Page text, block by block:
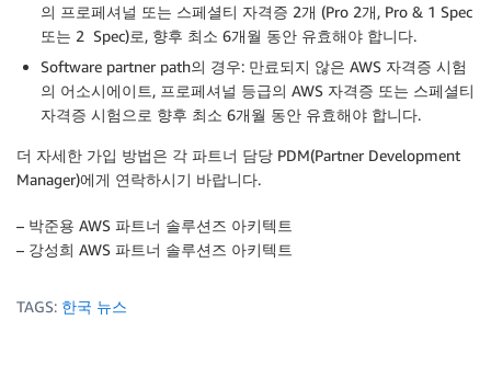
의 프로페셔널 또는 스페셜티 자격증 2개 (Pro 2개, Pro & 1 Spec
또는 2 Spec)로, 향후 최소 6개월 동안 유효해야 합니다.
Software partner path의 경우: 만료되지 않은 AWS 자격증 시험
의 어소시에이트, 프로페셔널 등급의 AWS 자격증 또는 스페셜티
자격증 시험으로 향후 최소 6개월 동안 유효해야 합니다.
더 자세한 가입 방법은 각 파트너 담당 PDM(Partner Development
Manager)에게 연락하시기 바랍니다.
– 박준용 AWS 파트너 솔루션즈 아키텍트
– 강성희 AWS 파트너 솔루션즈 아키텍트
TAGS: 한국 뉴스